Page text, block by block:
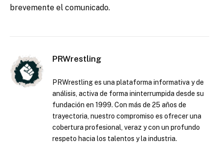
brevemente el comunicado.
PRWrestling
PRWrestling es una plataforma informativa y de
análisis, activa de forma ininterrumpida desde su
fundación en 1999. Con más de 25 años de
trayectoria, nuestro compromiso es ofrecer una
cobertura profesional, veraz y con un profundo
respeto hacia los talentos y la industria.